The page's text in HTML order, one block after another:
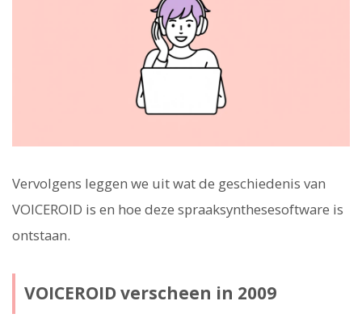
Vervolgens leggen we uit wat de geschiedenis van
VOICEROID is en hoe deze spraaksynthesesoftware is
ontstaan.
VOICEROID verscheen in 2009